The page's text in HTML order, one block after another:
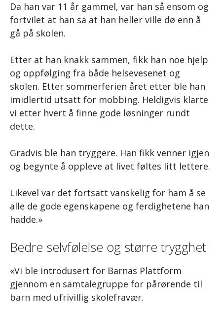
Da han var 11 år gammel, var han så ensom og
fortvilet at han sa at han heller ville dø enn å
gå på skolen.
Etter at han knakk sammen, fikk han noe hjelp
og oppfølging fra både helsevesenet og
skolen. Etter sommerferien året etter ble han
imidlertid utsatt for mobbing. Heldigvis klarte
vi etter hvert å finne gode løsninger rundt
dette.
Gradvis ble han tryggere. Han fikk venner igjen
og begynte å oppleve at livet føltes litt lettere.
Likevel var det fortsatt vanskelig for ham å se
alle de gode egenskapene og ferdighetene han
hadde.»
Bedre selvfølelse og større trygghet
«Vi ble introdusert for Barnas Plattform
gjennom en samtalegruppe for pårørende til
barn med ufrivillig skolefravær.